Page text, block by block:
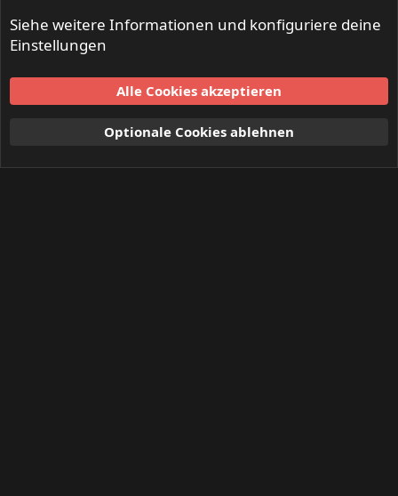
Siehe weitere Informationen und konfiguriere deine
Einstellungen
Alle Cookies akzeptieren
Optionale Cookies ablehnen